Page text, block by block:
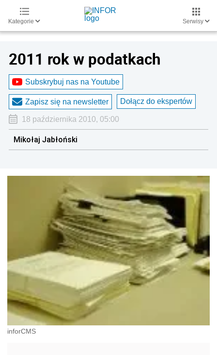
Kategorie Serwisy
2011 rok w podatkach
Subskrybuj nas na Youtube
Zapisz się na newsletter Dołącz do ekspertów
18 października 2010, 05:00
Mikołaj Jabłoński
inforCMS